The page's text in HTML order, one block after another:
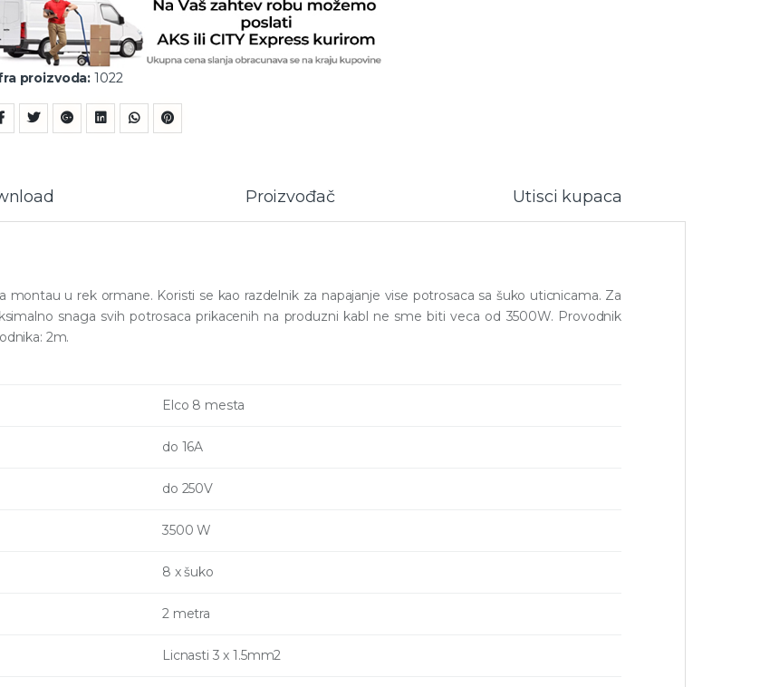
proizvoda: 1022
Proizvođač Utisci kupaca
montau u rek ormane. Koristi se kao razdelnik za napajanje vise potrosaca sa šuko uticnicama. Za
snaga svih potrosaca prikacenih na produzni kabl ne sme biti veca od 3500W. Provodnik
2m.
Elco 8 mesta
do 16A
do 250V
3500 W
8 x šuko
2 metra
Licnasti 3 x 1.5mm2